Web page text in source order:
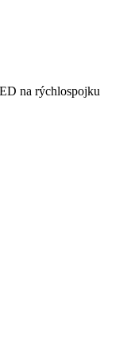
na rýchlospojku